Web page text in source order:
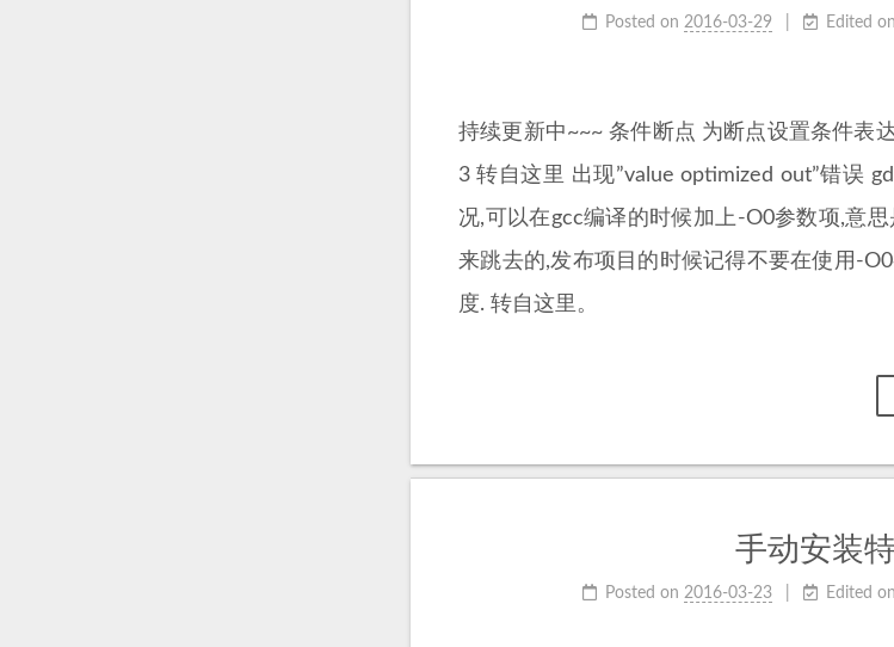
Posted on 2016-03-29 Edited on
持续更新中~~~ 条件断点 为断点设置条件表
3 转自这里 出现”value optimized out”错误
况,可以在gcc编译的时候加上-O0参数项,意
来跳去的,发布项目的时候记得不要在使用-
度. 转自这里。
手动安装
Posted on 2016-03-23 Edited on